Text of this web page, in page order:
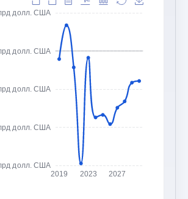
долл. США
долл. США
долл. США
долл. США
долл. США
2019 2023 2027